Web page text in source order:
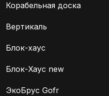
Корабельная доска
Вертикаль
Блок-хаус
Блок-Хаус new
ЭкоБрус Gofr